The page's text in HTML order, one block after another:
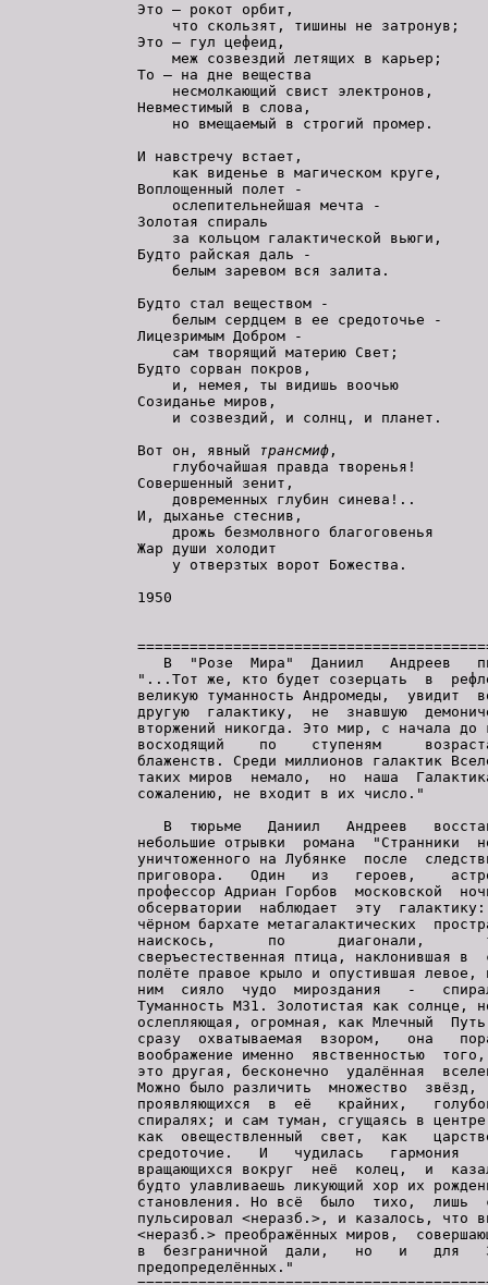
Это – рокот орбит,
    что скользят, тишины не затронув;
Это – гул цефеид,
    меж созвездий летящих в карьер;
То – на дне вещества
    несмолкающий свист электронов,
Невместимый в слова,
    но вмещаемый в строгий промер.
И навстречу встает,
    как виденье в магическом круге,
Воплощенный полет -
    ослепительнейшая мечта -
Золотая спираль
    за кольцом галактической вьюги,
Будто райская даль -
    белым заревом вся залита.
Будто стал веществом -
    белым сердцем в ее средоточье -
Лицезримым Добром -
    сам творящий материю Свет;
Будто сорван покров,
    и, немея, ты видишь воочью
Созиданье миров,
    и созвездий, и солнц, и планет.
Вот он, явный
трансмиф ,
    глубочайшая правда творенья!
Совершенный зенит,
    довременных глубин синева!..
И, дыханье стеснив,
    дрожь безмолвного благоговенья
Жар души холодит
    у отверзтых ворот Божества.
1950
В  "Розе  Мира"  Даниил   Андреев
"...Тот же, кто будет созерцать  в
великую туманность Андромеды,  увидит
другую  галактику,  не  знавшую
вторжений никогда. Это мир, с начала до
восходящий    по    ступеням
блаженств. Среди миллионов галактик
таких миров  немало,  но  наша
сожалению, не входит в их число."
В  тюрьме   Даниил   Андреев
небольшие отрывки  романа  "Странники
уничтоженного на Лубянке  после
приговора.   Один   из   героев,
профессор Адриан Горбов  московской
обсерватории  наблюдает  эту
чёрном бархате метагалактических
наискось,      по      диагонали,
сверъестественная птица, наклонившая в
полёте правое крыло и опустившая левое,
ним  сияло  чудо  мироздания   -
Туманность M31. Золотистая как солнце,
ослепляющая, огромная, как Млечный
сразу  охватываемая  взором,   она
воображение именно  явственностью
это другая, бесконечно  удалённая
Можно было различить  множество  звёзд,
проявляющихся  в  её   крайних,
спиралях; и сам туман, сгущаясь в
как  овеществленный  свет,  как
средоточие.   И   чудилась   гармония
вращающихся вокруг  неё  колец,  и
будто улавливаешь ликующий хор их
становления. Но всё  было  тихо,  лишь
пульсировал <неразб.>, и казалось, что
<неразб.> преображённых миров,
в  безграничной  дали,   но   и   для
предопределённых."